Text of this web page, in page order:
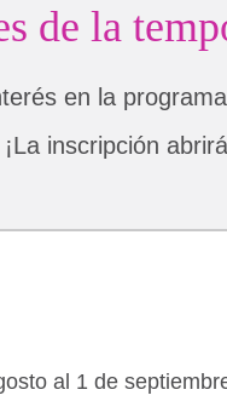
de la
en la
¡La inscripción
al 1 de